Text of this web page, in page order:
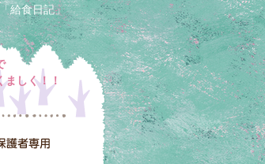
給食日記」
しく！！